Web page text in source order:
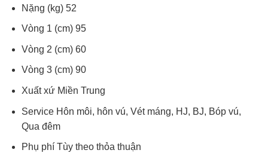
Nặng (kg) 52
Vòng 1 (cm) 95
Vòng 2 (cm) 60
Vòng 3 (cm) 90
Xuất xứ Miền Trung
Service Hôn môi, hôn vú, Vét máng, HJ, BJ, Bóp vú,
Qua đêm
Phụ phí Tùy theo thỏa thuận